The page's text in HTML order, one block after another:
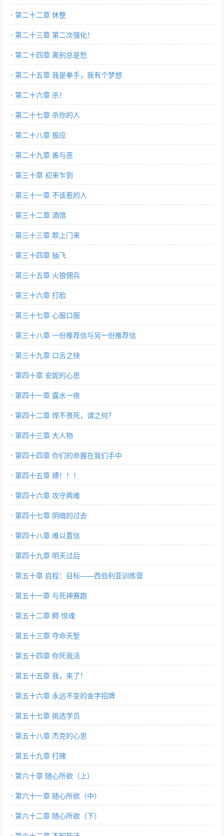
第二十二章 休整
第二十三章 第二次强化！
第二十四章 离别总是愁
第二十五章 我是拳手，我有个梦想
第二十六章 杀！
第二十七章 杀你的人
第二十八章 报应
第二十九章 善与恶
第三十章 初来乍到
第三十一章 不该惹的人
第三十二章 酒馆
第三十三章 欺上门来
第三十四章 抽飞
第三十五章 火狼佣兵
第三十六章 打脸
第三十七章 心服口服
第三十八章 一份推荐信与另一份推荐信
第三十九章 口舌之快
第四十章 安妮的心思
第四十一章 露水一夜
第四十二章 悍不畏死，谓之何？
第四十三章 大人物
第四十四章 你们的命握在我们手中
第四十五章 搏！！！
第四十六章 攻守两难
第四十七章 阴暗的过去
第四十八章 难以置信
第四十九章 明天过后
第五十章 启程：目标——西伯利亚训练营
第五十一章 与死神赛跑
第五十二章 鳄·惊魂
第五十三章 夺命天堑
第五十四章 你死我活
第五十五章 我，来了！
第五十六章 永远不变的金字招牌
第五十七章 挑选学员
第五十八章 杰克的心思
第五十九章 打赌
第六十章 随心所欲（上）
第六十一章 随心所欲（中）
第六十二章 随心所欲（下）